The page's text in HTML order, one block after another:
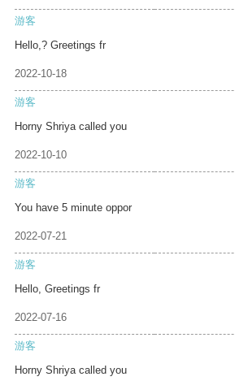
游客
Hello,? Greetings fr
2022-10-18
游客
Horny Shriya called you
2022-10-10
游客
You have 5 minute oppor
2022-07-21
游客
Hello, Greetings fr
2022-07-16
游客
Horny Shriya called you